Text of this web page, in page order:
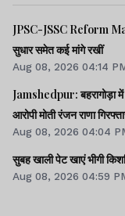
JPSC-JSSC Reform
सुधार समेत कई मांगे रखीं
Aug 08, 2026 04:14
Jamshedpur: बहरागोड़ा में
आरोपी मोती रंजन राणा
Aug 08, 2026 04:04
सुबह खाली पेट खाएं भीगी
Aug 08, 2026 04:59